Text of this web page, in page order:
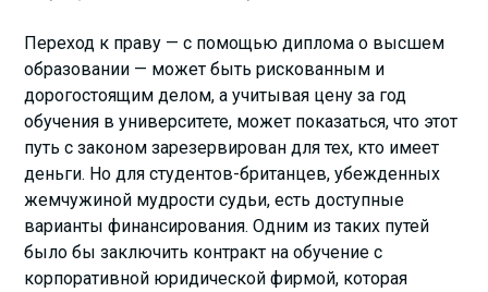
Переход к праву — с помощью диплома о высшем
образовании — может быть рискованным и
дорогостоящим делом, а учитывая цену за год
обучения в университете, может показаться, что этот
путь с законом зарезервирован для тех, кто имеет
деньги. Но для студентов-британцев, убежденных
жемчужиной мудрости судьи, есть доступные
варианты финансирования. Одним из таких путей
было бы заключить контракт на обучение с
корпоративной юридической фирмой, которая